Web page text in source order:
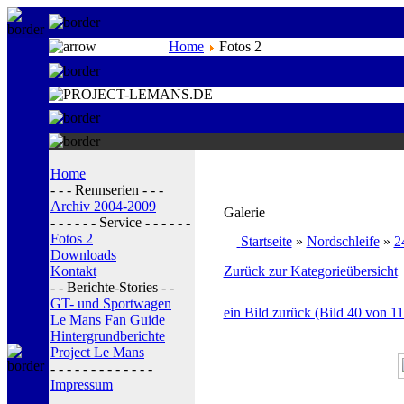
Home Fotos 2
Home
- - - Rennserien - - -
Archiv 2004-2009
- - - - - - Service - - - - - -
Fotos 2
Downloads
Kontakt
- - Berichte-Stories - -
GT- und Sportwagen
Le Mans Fan Guide
Hintergrundberichte
Project Le Mans
- - - - - - - - - - - - -
Impressum
Galerie
Startseite» Nordschleife»
Zurück zur Kategorieübersicht
ein Bild zurück (Bild 40 von